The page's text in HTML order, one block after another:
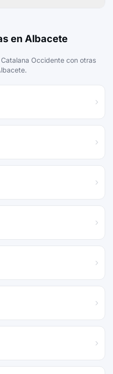
en Albacete
Occidente con otras